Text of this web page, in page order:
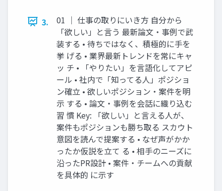
3.
01 ｜ 仕事の取りにいき方 自分から
「欲しい」と言う 最新論文・事例で武
装する • 待ちではなく、積極的に手を
挙 げる • 業界最新トレンドを常にキャ
ッ チ • 「やりたい」を言語化してアピ
ール • 社内で「知ってる人」ポジショ
ン確立 • 欲しいポジション・案件を明
示 する • 論文・事例を会話に織り込む
習 慣 Key: 「欲しい」と言える人が、
案件もポジションも勝ち取る スカウト
意図を読んで提案する • なぜ声がかか
ったか仮説を立て る • 相手のニーズに
沿ったPR設計 • 案件・チームへの貢献
を具体的 に示す